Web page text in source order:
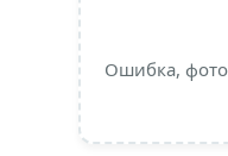
Ошибка,